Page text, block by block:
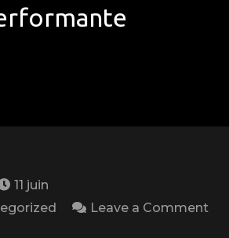
11 juin
Leave a Comment